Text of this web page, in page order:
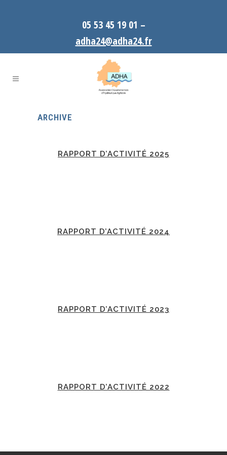
05 53 45 19 01 –
adha24@adha24.fr
ARCHIVE
RAPPORT D’ACTIVITÉ 2025
RAPPORT D’ACTIVITÉ 2024
RAPPORT D’ACTIVITÉ 2023
RAPPORT D’ACTIVITÉ 2022